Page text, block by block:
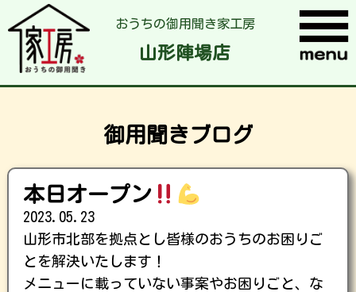
おうちの御用聞き家工房
山形陣場店
御用聞きブログ
本日オープン
2023.05.23
山形市北部を拠点とし皆様のおうちのお困りご
とを解決いたします！
メニューに載っていない事案やお困りごと、な